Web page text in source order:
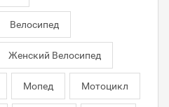
Велосипед
Женский Велосипед
Мопед Мотоцикл